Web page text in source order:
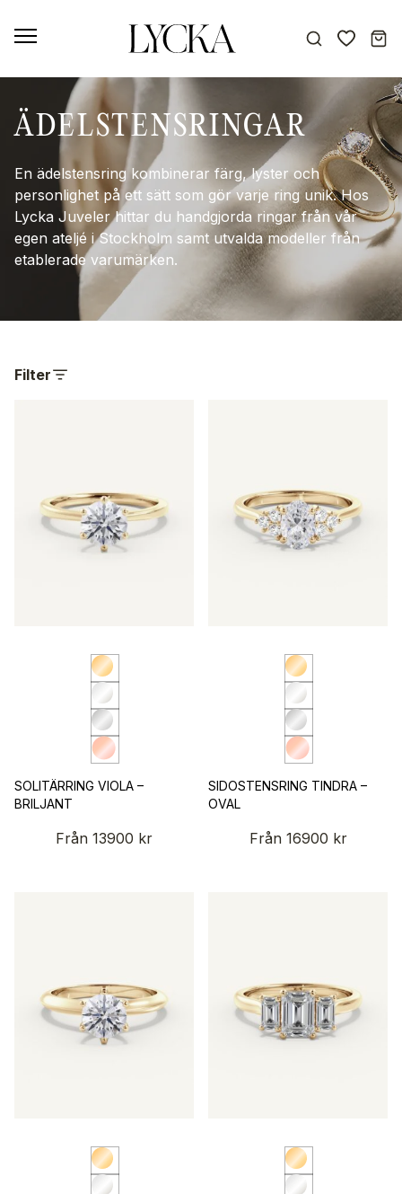
ÄDELSTENSRINGAR
En ädelstensring kombinerar färg, lyster och
personlighet på ett sätt som gör varje ring unik. Hos
Lycka Juveler hittar du handgjorda ringar från vår
egen ateljé i Stockholm samt utvalda modeller från
etablerade varumärken.
Filter
SOLITÄRRING VIOLA –
BRILJANT
Från 13900 kr
SIDOSTENSRING TINDRA –
OVAL
Från 16900 kr